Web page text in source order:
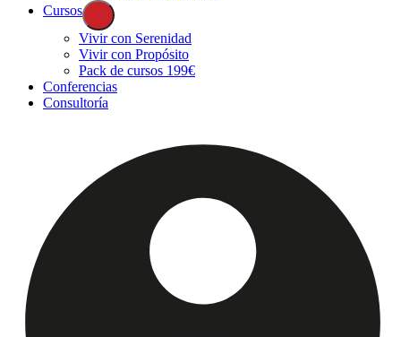
Cursos
Vivir con Serenidad
Vivir con Propósito
Pack de cursos 199€
Conferencias
Consultoría